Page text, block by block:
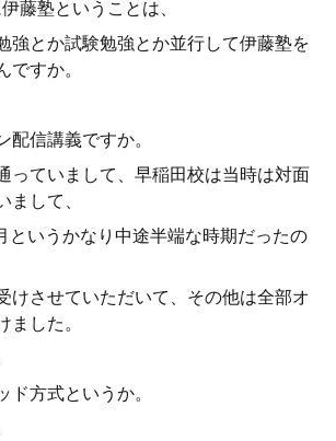
藤塾ということは、
強とか試験勉強とか並行して伊藤塾を
ですか。
配信講義ですか。
っていまして、早稲田校は当時は対面
まして、
というかなり中途半端な時期だったの
けさせていただいて、その他は全部オ
ました。
ド方式というか。